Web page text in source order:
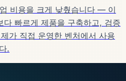
비용을 크게 낮췄습니다 — 이
빠르게 제품을 구축하고, 검증
가 직접 운영한 벤처에서 사용
.